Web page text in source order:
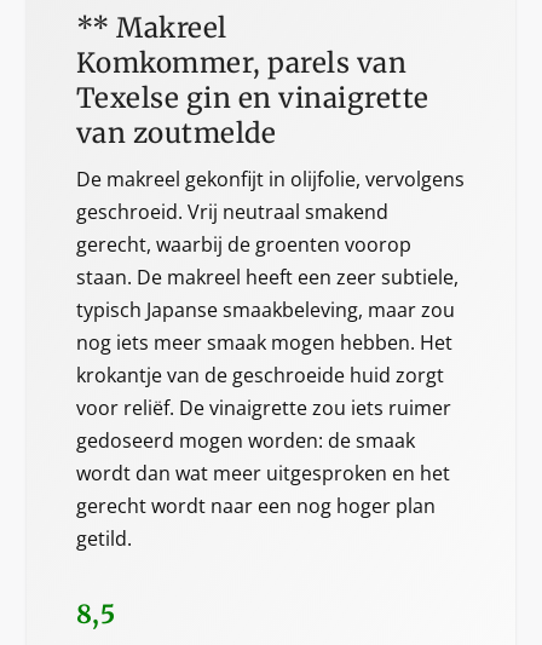
** Makreel
Komkommer, parels van
Texelse gin en vinaigrette
van zoutmelde
De makreel gekonfijt in olijfolie, vervolgens
geschroeid. Vrij neutraal smakend
gerecht, waarbij de groenten voorop
staan. De makreel heeft een zeer subtiele,
typisch Japanse smaakbeleving, maar zou
nog iets meer smaak mogen hebben. Het
krokantje van de geschroeide huid zorgt
voor reliëf. De vinaigrette zou iets ruimer
gedoseerd mogen worden: de smaak
wordt dan wat meer uitgesproken en het
gerecht wordt naar een nog hoger plan
getild.
8,5